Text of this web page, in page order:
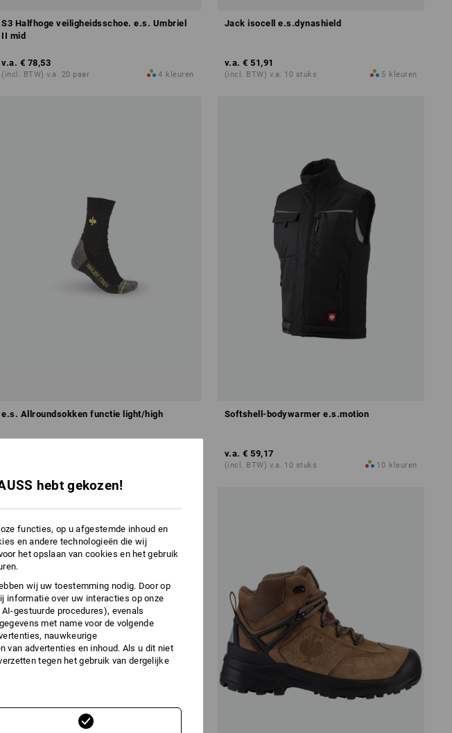
S3 Halfhoge veiligheidsschoe. e.s. Umbriel
II mid
v.a. € 78,53
(incl. BTW) v.a. 20 paar 4 kleuren
Jack isocell e.s.dynashield
v.a. € 51,91
(incl. BTW) v.a. 10 stuks 5 kleuren
e.s. Allroundsokken functie light/high Softshell-bodywarmer e.s.motion
v.a. € 59,17
(incl. BTW) v.a. 10 stuks 10 kleuren
hebt gekozen!
functies, op u afgestemde inhoud en
en andere technologieën die wij
het opslaan van cookies en het gebruik
wij uw toestemming nodig. Door op
informatie over uw interacties op onze
gestuurde procedures), evenals
met name voor de volgende
nauwkeurige
van advertenties en inhoud. Als u dit niet
tegen het gebruik van dergelijke